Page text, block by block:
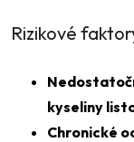
Rizikové
kyseliny
Chronické